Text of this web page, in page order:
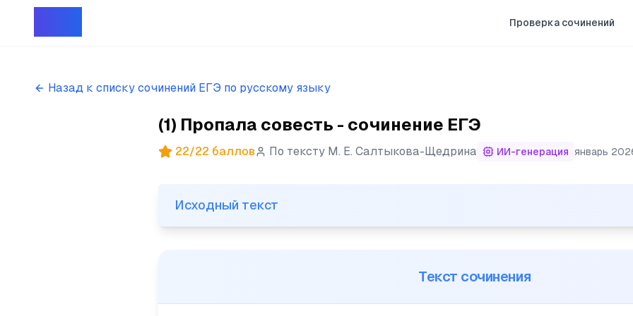
Проверка сочинений
Назад к списку сочинений ЕГЭ по русскому языку
(1) Пропала совесть - сочинение ЕГЭ
22/22 баллов По тексту М. Е. Салтыкова-Щедрина ИИ-генерация январь
(1) Пропала совесть. (2)По-старому толпились люди на улицах и в театрах; по-
Исходный текст
Текст сочинения